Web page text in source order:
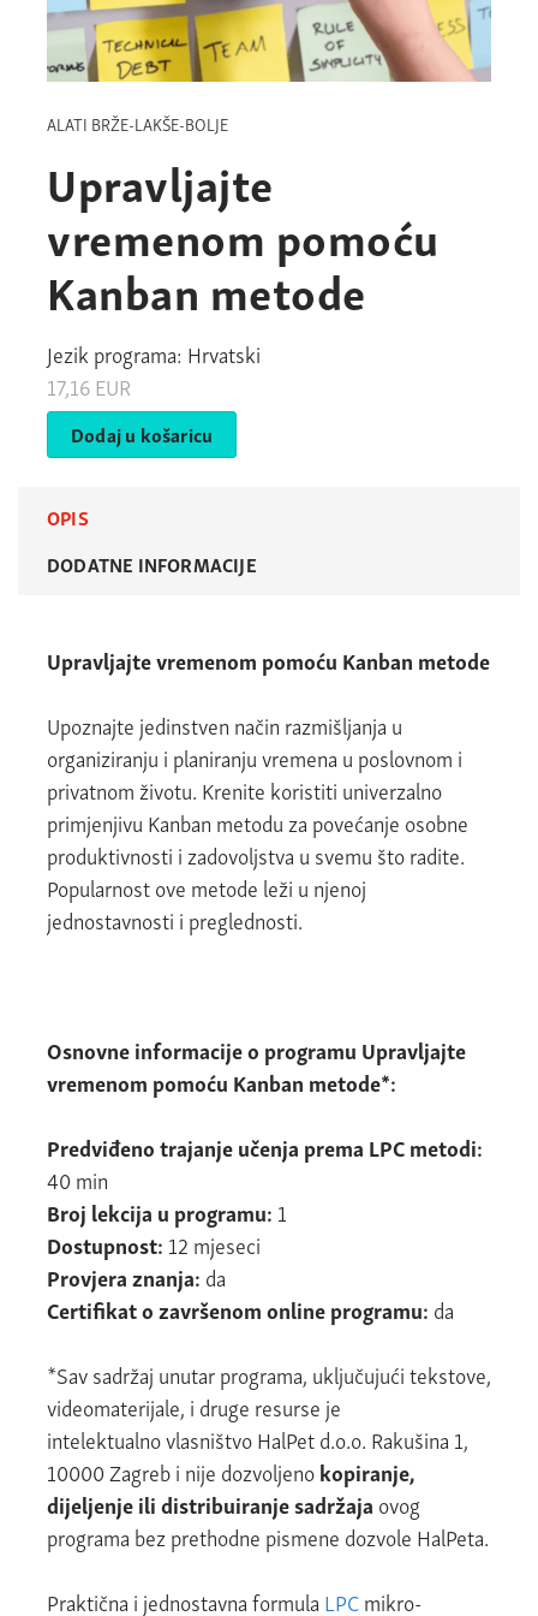
ALATI BRŽE-LAKŠE-BOLJE
Upravljajte
vremenom pomoću
Kanban metode
Jezik programa: Hrvatski
17,16EUR
Dodaj u košaricu
OPIS
DODATNE INFORMACIJE
Upravljajte vremenom pomoću Kanban metode
Upoznajte jedinstven način razmišljanja u
organiziranju i planiranju vremena u poslovnom i
privatnom životu. Krenite koristiti univerzalno
primjenjivu Kanban metodu za povećanje osobne
produktivnosti i zadovoljstva u svemu što radite.
Popularnost ove metode leži u njenoj
jednostavnosti i preglednosti.
Osnovne informacije o programu Upravljajte
vremenom pomoću Kanban metode*:
Predviđeno trajanje učenja prema LPC metodi:
40 min
Broj lekcija u programu: 1
Dostupnost: 12 mjeseci
Provjera znanja: da
Certifikat o završenom online programu: da
*Sav sadržaj unutar programa, uključujući tekstove,
videomaterijale, i druge resurse je
intelektualno vlasništvo HalPet d.o.o. Rakušina 1,
10000 Zagreb i nije dozvoljenokopiranje,
dijeljenje ili distribuiranje sadržaja ovog
programa bez prethodne pismene dozvole HalPeta.
Praktična i jednostavna formula LPCmikro-